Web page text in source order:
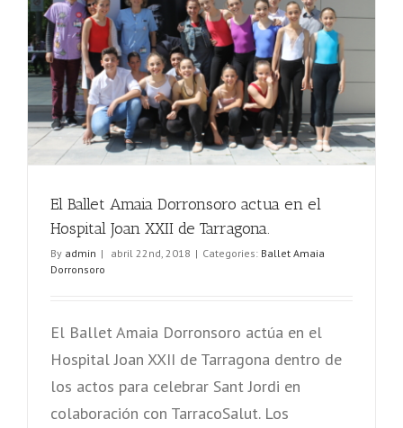
El Ballet Amaia Dorronsoro actua en el
Hospital Joan XXII de Tarragona.
By admin | abril 22nd, 2018 | Categories: Ballet Amaia
Dorronsoro
El Ballet Amaia Dorronsoro actúa en el
Hospital Joan XXII de Tarragona dentro de
los actos para celebrar Sant Jordi en
colaboración con TarracoSalut. Los